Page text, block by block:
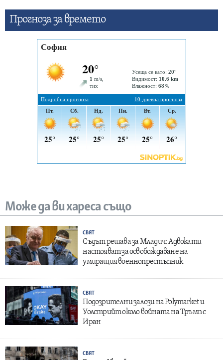
Прогнозa за времето
Може да ви хареса също
СВЯТ
Съдът решава за Младич: Адвокати
настояват за освобождаване на
умиращия военнопрестъпник
СВЯТ
Подозрителни залози на Polymarket и
Уолстрийт около войната на Тръмп с
Иран
СВЯТ